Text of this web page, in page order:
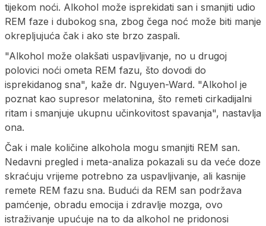
tijekom noći. Alkohol može isprekidati san i smanjiti udio
REM faze i dubokog sna, zbog čega noć može biti manje
okrepljujuća čak i ako ste brzo zaspali.
"Alkohol može olakšati uspavljivanje, no u drugoj
polovici noći ometa REM fazu, što dovodi do
isprekidanog sna", kaže dr. Nguyen-Ward. "Alkohol je
poznat kao supresor melatonina, što remeti cirkadijalni
ritam i smanjuje ukupnu učinkovitost spavanja", nastavlja
ona.
Čak i male količine alkohola mogu smanjiti REM san.
Nedavni pregled i meta-analiza pokazali su da veće doze
skraćuju vrijeme potrebno za uspavljivanje, ali kasnije
remete REM fazu sna. Budući da REM san podržava
pamćenje, obradu emocija i zdravlje mozga, ovo
istraživanje upućuje na to da alkohol ne pridonosi